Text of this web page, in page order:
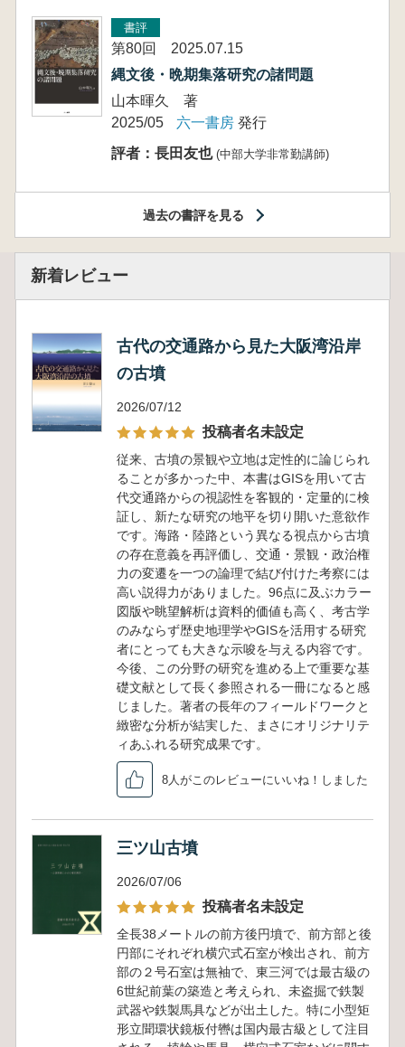
書評
第80回 2025.07.15
縄文後・晩期集落研究の諸問題
山本暉久 著
2025/05
六一書房 発行
評者：長田友也 (中部大学非常勤講師)
過去の書評を見る
新着レビュー
古代の交通路から見た大阪湾沿岸
の古墳
2026/07/12
投稿者名未設定
従来、古墳の景観や立地は定性的に論じられ
ることが多かった中、本書はGISを用いて古
代交通路からの視認性を客観的・定量的に検
証し、新たな研究の地平を切り開いた意欲作
です。海路・陸路という異なる視点から古墳
の存在意義を再評価し、交通・景観・政治権
力の変遷を一つの論理で結び付けた考察には
高い説得力がありました。96点に及ぶカラー
図版や眺望解析は資料的価値も高く、考古学
のみならず歴史地理学やGISを活用する研究
者にとっても大きな示唆を与える内容です。
今後、この分野の研究を進める上で重要な基
礎文献として長く参照される一冊になると感
じました。著者の長年のフィールドワークと
緻密な分析が結実した、まさにオリジナリテ
ィあふれる研究成果です。
8人がこのレビューにいいね！しました
三ツ山古墳
2026/07/06
投稿者名未設定
全長38メートルの前方後円墳で、前方部と後
円部にそれぞれ横穴式石室が検出され、前方
部の２号石室は無袖で、東三河では最古級の
6世紀前葉の築造と考えられ、未盗掘で鉄製
武器や鉄製馬具などが出土した。特に小型矩
形立聞環状鏡板付轡は国内最古級として注目